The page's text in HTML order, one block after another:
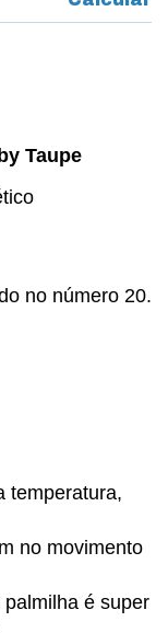
Taupe
no número 20.
temperatura,
no movimento
é super